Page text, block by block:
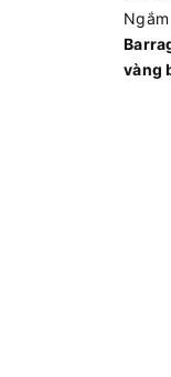
vàng